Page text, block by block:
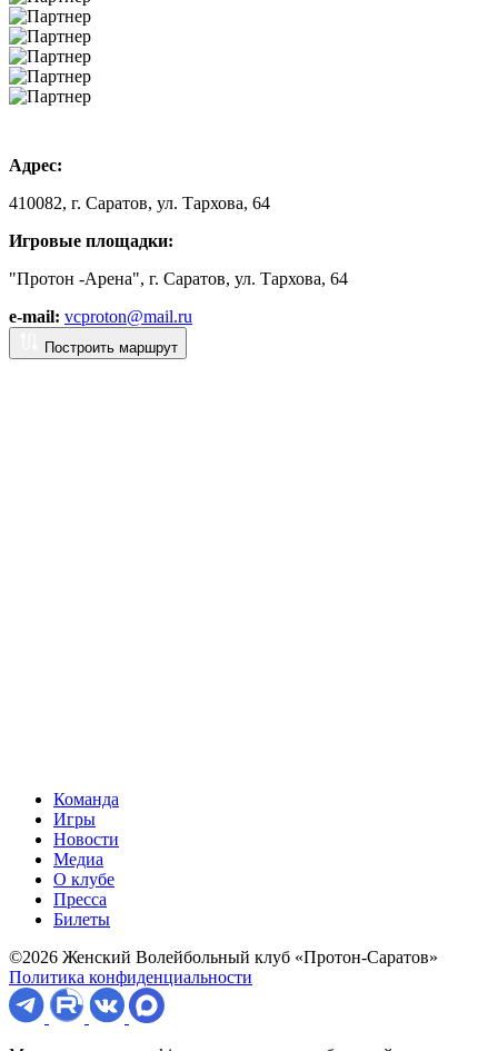
Адрес:
410082, г. Саратов, ул. Тархова, 64
Игровые площадки:
"Протон -Арена", г. Саратов, ул. Тархова, 64
e-mail: vcproton@mail.ru
Построить маршрут
Команда
Игры
Новости
Медиа
О клубе
Пресса
Билеты
©2026 Женский Волейбольный клуб «Протон-Саратов»
Политика конфиденциальности